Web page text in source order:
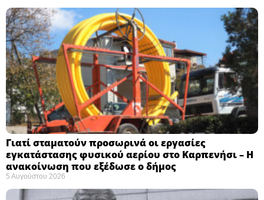
Γιατί σταματούν προσωρινά οι εργασίες
εγκατάστασης φυσικού αερίου στο Καρπενήσι – Η
ανακοίνωση που εξέδωσε ο δήμος
5 Αυγούστου 2026